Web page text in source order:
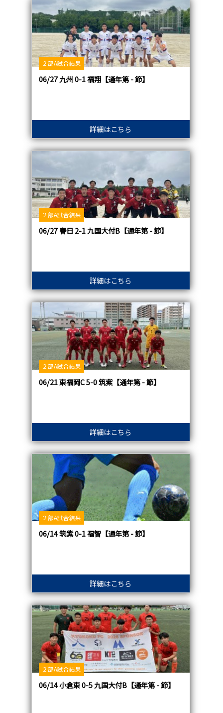
２部A試合結果
06/27 九州 0-1 福翔【通年第 - 節】
詳細はこちら
２部A試合結果
06/27 春日 2-1 九国大付B【通年第 - 節】
詳細はこちら
２部A試合結果
06/21 東福岡C 5-0 筑紫【通年第 - 節】
詳細はこちら
２部A試合結果
06/14 筑紫 0-1 福智【通年第 - 節】
詳細はこちら
２部A試合結果
06/14 小倉東 0-5 九国大付B【通年第 - 節】